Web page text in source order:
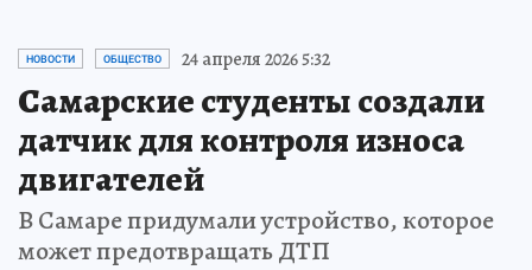
НОВОСТИ ОБЩЕСТВО 24 апреля 2026 5:32
Самарские студенты создали
датчик для контроля износа
двигателей
В Самаре придумали устройство, которое
может предотвращать ДТП